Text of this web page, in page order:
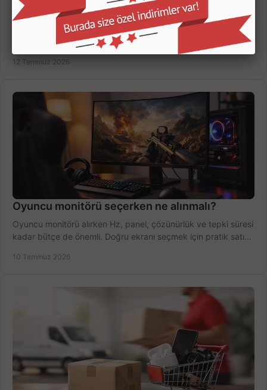
Oyuncu Monitörü Kaç İnç Olmalı? Doğru Seçim
Oyuncu monitörü kaç inç olmalı? 24, 27 ve 32 inç ekranları
çözünürlük, mesafe, oyun türü ve bütçeye göre doğru seçin,
fırsatları değerlendirin, inceleyin.
12 Temmuz 2026
Oyuncu monitörü seçerken ne alınmalı?
Oyuncu monitörü alırken Hz, panel, çözünürlük ve tepki süresi
kadar bütçe de önemli. Doğru ekranı seçmek için pratik satın
10 Temmuz 2026